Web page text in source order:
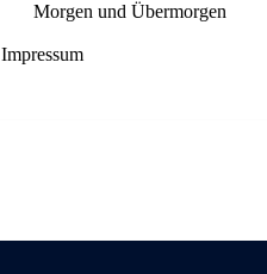
Morgen und Übermorgen
Impressum